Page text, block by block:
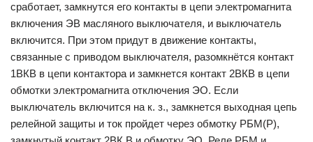
сработает, замкнутся его контакты в цепи электромагнита
включения ЭВ масляного выключателя, и выключатель
включится. При этом придут в движение контакты,
связанные с приводом выключателя, разомкнётся контакт
1ВКВ в цепи контактора и замкнется контакт 2ВКВ в цепи
обмотки электромагнита отключения ЭО. Если
выключатель включится на к. з., замкнется выходная цепь
релейной защиты и ток пройдет через обмотку РБМ(Р),